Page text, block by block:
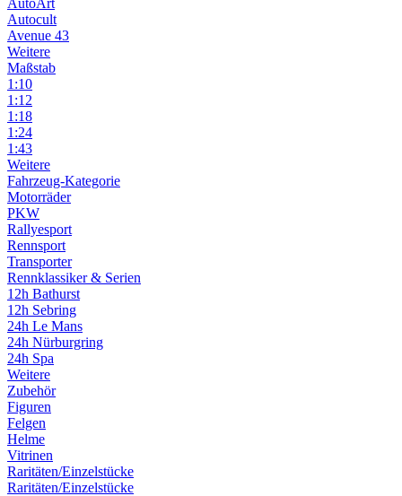
Autocult
Avenue 43
Weitere
Maßstab
1:10
1:12
1:18
1:24
1:43
Weitere
Fahrzeug-Kategorie
Motorräder
PKW
Rallyesport
Rennsport
Transporter
Rennklassiker & Serien
12h Bathurst
12h Sebring
24h Le Mans
24h Nürburgring
24h Spa
Weitere
Zubehör
Figuren
Felgen
Helme
Vitrinen
Raritäten/Einzelstücke
Raritäten/Einzelstücke